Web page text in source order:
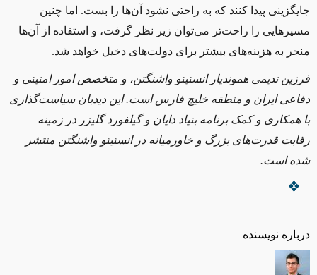
درباره نویسنده
جایگزینی پیدا کنند که به راحتی نشود آن‌ها را بست. اما چنین
مسیرهایی را راحت‌تر می‌توان زیر نظر گرفت، و استفاده از آن‌ها
منجر به هزینه‌های بیشتر برای دولت‌های دخیل خواهد شد.
فرزین ندیمی هموندیار انستیتو واشنگتن، و متخصص امور امنیتی و
دفاعی ایران و منطقه خلیج ‌فارس است. این دیدبان سیاست‌گذاری
با همکاری و کمک برنامه بنیاد دایان و گیلفورد گلیزر در زمینه
رقابت قدرت‌های بزرگ و خاورمیانه در انستیتو واشنگتن منتشر
شده است.